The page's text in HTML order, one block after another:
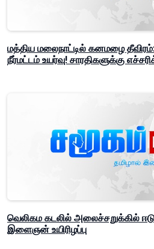
மத்திய மலைநாட்டில் கனமழை
நீர்மட்டம் உயர்வு! சாரதிகளுக்கு
வெலிகம கடலில் அலைச்சறுக்கில்
இளைஞன் உயிரிழப்பு